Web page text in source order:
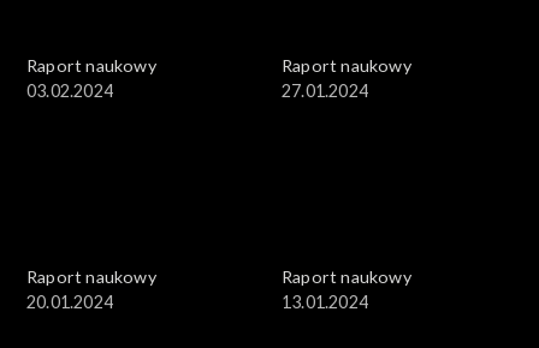
Raport naukowy
03.02.2024
Raport naukowy
27.01.2024
Raport naukowy
20.01.2024
Raport naukowy
13.01.2024